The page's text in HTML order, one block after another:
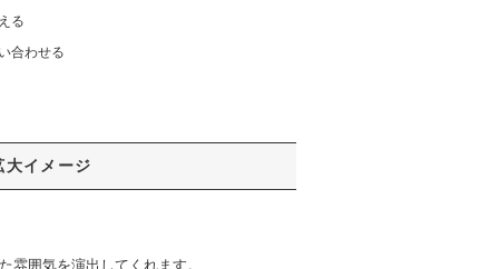
る
合わせる
大イメージ
雰囲気を演出してくれます。